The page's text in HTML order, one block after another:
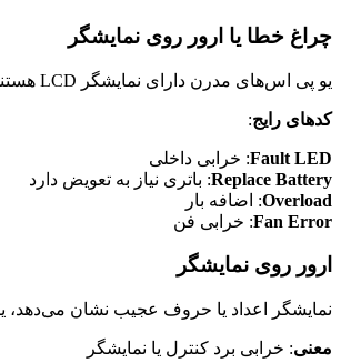
چراغ خطا یا ارور روی نمایشگر
یو پی اس‌های مدرن دارای نمایشگر LCD هستند که کدهای خطا را نشان می‌دهند.
کدهای رایج:
Fault LED: خرابی داخلی
Replace Battery: باتری نیاز به تعویض دارد
Overload: اضافه بار
Fan Error: خرابی فن
ارور روی نمایشگر
نمایشگر اعداد یا حروف عجیب نشان می‌دهد،
معنی: خرابی برد کنترل یا نمایشگر